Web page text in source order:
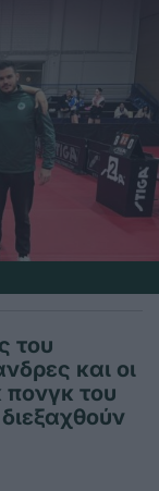
του
και οι
πονγκ του